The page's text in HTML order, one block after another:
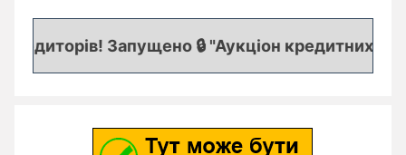
Запущено 🔒 "Аукціон кредитних